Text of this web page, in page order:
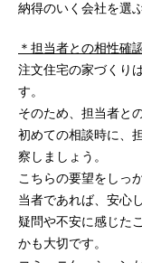
納得のいく会社を選
＊担当者との相性確
注文住宅の家づくり
す。
そのため、担当者と
初めての相談時に、
察しましょう。
こちらの要望をしっ
当者であれば、安心
疑問や不安に感じた
かも大切です。